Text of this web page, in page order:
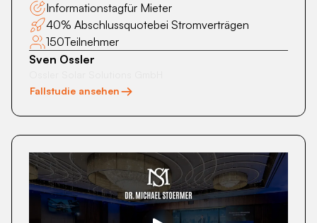
Informationstagfür Mieter
40% Abschlussquotebei Stromverträgen
150Teilnehmer
Sven Ossler
Fallstudie ansehen